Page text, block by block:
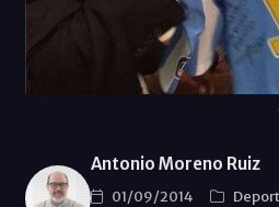
Antonio Moreno Ruiz
01/09/2014